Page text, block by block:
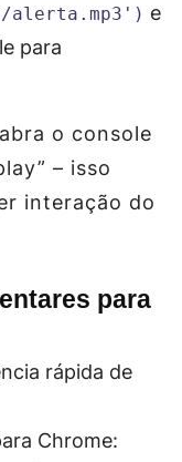
alerta.mp3') e
para
o console
– isso
interação do
para
rápida de
Chrome: